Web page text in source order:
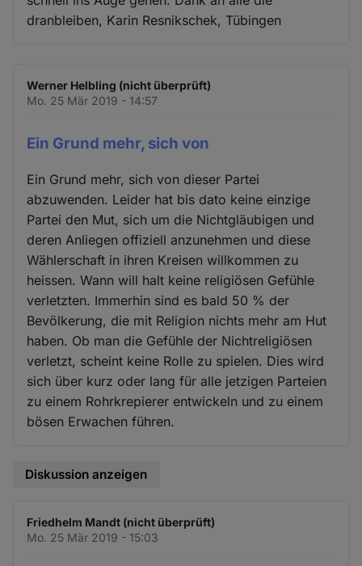
dranbleiben, Karin Resnikschek, Tübingen
Werner Helbling (nicht überprüft)
Mo. 25 Mär 2019 - 14:57
Ein Grund mehr, sich von
Ein Grund mehr, sich von dieser Partei
abzuwenden. Leider hat bis dato keine einzige
Partei den Mut, sich um die Nichtgläubigen und
deren Anliegen offiziell anzunehmen und diese
Wählerschaft in ihren Kreisen willkommen zu
heissen. Wann will halt keine religiösen Gefühle
verletzten. Immerhin sind es bald 50 % der
Bevölkerung, die mit Religion nichts mehr am Hut
haben. Ob man die Gefühle der Nichtreligiösen
verletzt, scheint keine Rolle zu spielen. Dies wird
sich über kurz oder lang für alle jetzigen Parteien
zu einem Rohrkrepierer entwickeln und zu einem
bösen Erwachen führen.
Diskussion anzeigen
Friedhelm Mandt (nicht überprüft)
Mo. 25 Mär 2019 - 15:03